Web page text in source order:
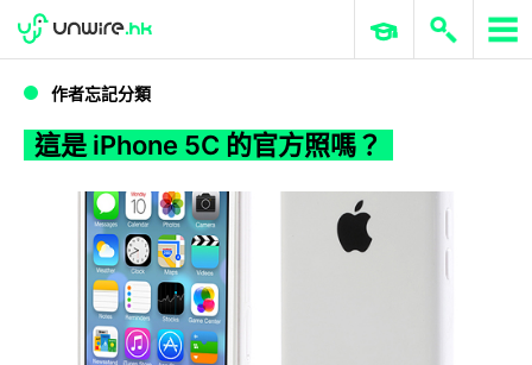
這是 iPhone 5C 的官方照嗎？
WWDC 2026 ERP 與商業 AI
作者忘記分類
這是 iPhone 5C 的官方照嗎？